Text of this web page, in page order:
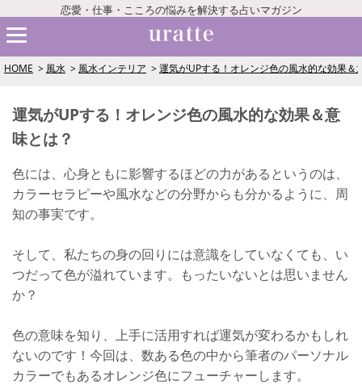
恋愛・仕事・こころの悩みを解決する占いマガジン
HOME 風水 風水インテリア 運気がUPする！オレンジ色の風水的な効果＆
運気がUPする！オレンジ色の風水的な効果＆意
味とは？
色には、心身ともに影響するほどの力があるというのは、
カラーセラピーや風水などの分野からも分かるように、周
知の事実です。
そして、私たちの身の回りには意識をしていなくても、い
つだって色が溢れています。もったいないとは思いません
か？
色の意味を知り、上手に活用すれば運気が変わるかもしれ
ないのです！今回は、数ある色の中から筆者のパーソナル
カラーでもあるオレンジ色にフューチャーします。